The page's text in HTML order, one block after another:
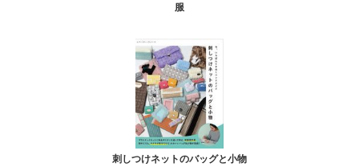
服
刺しつけネットのバッグと小物